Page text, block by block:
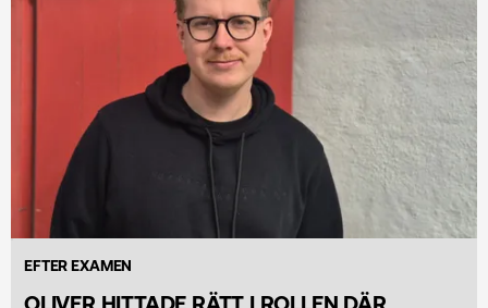
EFTER EXAMEN
OLIVER HITTADE RÄTT I ROLLEN DÄR